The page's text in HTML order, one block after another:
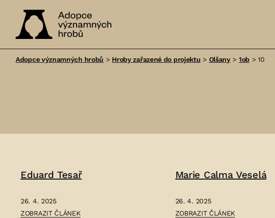
významných
Adopce významných hrobů > Hroby zařazené do projektu > Olšany> 1ob >10
Eduard Tesař
26. 4. 2025
ČLÁNEK:
ZOBRAZIT ČLÁNEK
Marie Calma Veselá
26. 4. 2025
ČLÁNEK:
ZOBRAZIT ČLÁNEK